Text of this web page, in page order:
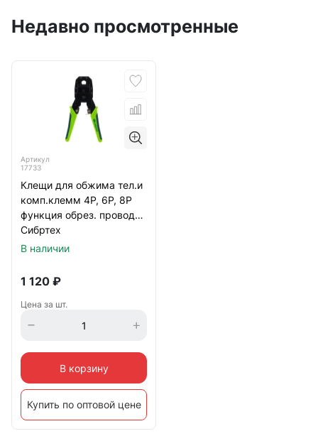
Недавно просмотренные
Артикул
17733
Клещи для обжима тел.и
комп.клемм 4Р, 6Р, 8Р
функция обрез. проводов
Сибртех
В наличии
1 120 ₽
Цена за шт.
В корзину
Купить по оптовой цене